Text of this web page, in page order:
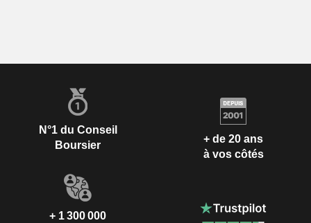
N°1 du Conseil
Boursier
+ de 20 ans
à vos côtés
+ 1 300 000